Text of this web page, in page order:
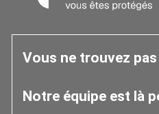
Vous ne trouvez
Notre équipe est là